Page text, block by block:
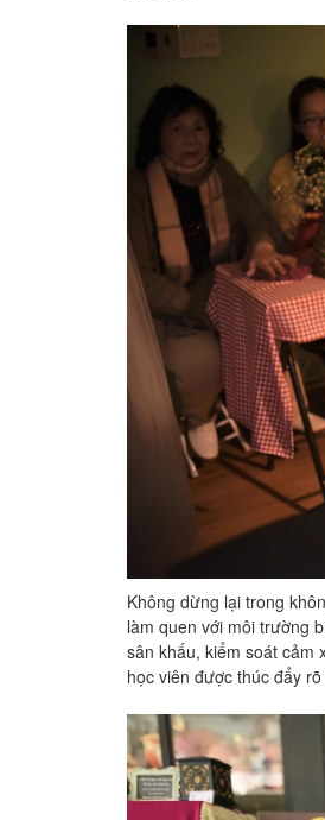
Không dừng lại trong
làm quen với môi trường
sân khấu, kiểm soát cảm
học viên được thúc đẩy